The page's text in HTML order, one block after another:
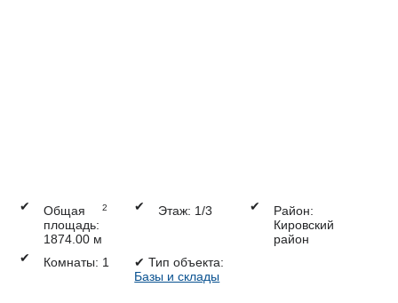
✔
Общая
площадь:
1874.00 м
2 ✔ Этаж: 1/3 ✔
Район:
Кировский
район
✔
Комнаты: 1 ✔ Тип объекта:
Базы и склады